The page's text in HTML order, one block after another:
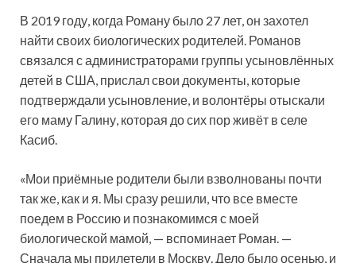
В 2019 году, когда Роману было 27 лет, он захотел
найти своих биологических родителей. Романов
связался с администраторами группы усыновлённых
детей в США, прислал свои документы, которые
подтверждали усыновление, и волонтёры отыскали
его маму Галину, которая до сих пор живёт в селе
Касиб.
«Мои приёмные родители были взволнованы почти
так же, как и я. Мы сразу решили, что все вместе
поедем в Россию и познакомимся с моей
биологической мамой, — вспоминает Роман. —
Сначала мы прилетели в Москву. Дело было осенью, и